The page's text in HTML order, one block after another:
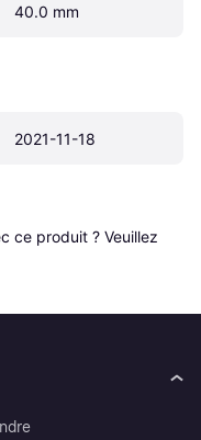
40.0 mm
2021-11-18
ce produit ? Veuillez